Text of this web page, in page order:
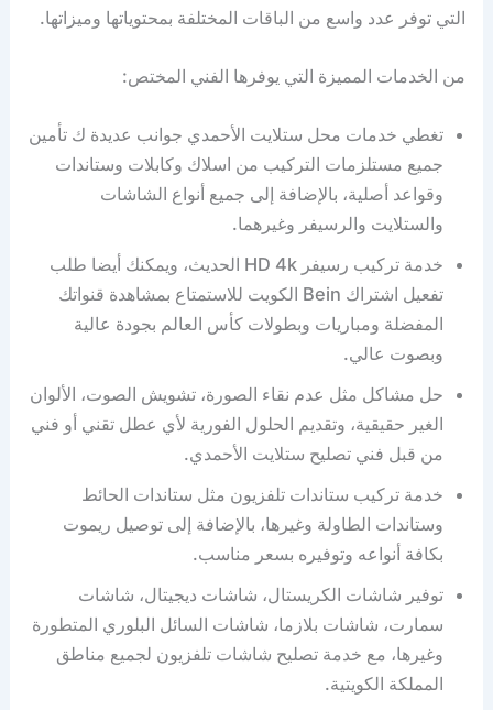
التي توفر عدد واسع من الباقات المختلفة بمحتوياتها وميزاتها.
من الخدمات المميزة التي يوفرها الفني المختص:
تغطي خدمات محل ستلايت الأحمدي جوانب عديدة ك تأمين
جميع مستلزمات التركيب من اسلاك وكابلات وستاندات
وقواعد أصلية، بالإضافة إلى جميع أنواع الشاشات
والستلايت والرسيفر وغيرهما.
خدمة تركيب رسيفر HD 4k الحديث، ويمكنك أيضا طلب
تفعيل اشتراك Bein الكويت للاستمتاع بمشاهدة قنواتك
المفضلة ومباريات وبطولات كأس العالم بجودة عالية
وبصوت عالي.
حل مشاكل مثل عدم نقاء الصورة، تشويش الصوت، الألوان
الغير حقيقية، وتقديم الحلول الفورية لأي عطل تقني أو فني
من قبل فني تصليح ستلايت الأحمدي.
خدمة تركيب ستاندات تلفزيون مثل ستاندات الحائط
وستاندات الطاولة وغيرها، بالإضافة إلى توصيل ريموت
بكافة أنواعه وتوفيره بسعر مناسب.
توفير شاشات الكريستال، شاشات ديجيتال، شاشات
سمارت، شاشات بلازما، شاشات السائل البلوري المتطورة
وغيرها، مع خدمة تصليح شاشات تلفزيون لجميع مناطق
المملكة الكويتية.